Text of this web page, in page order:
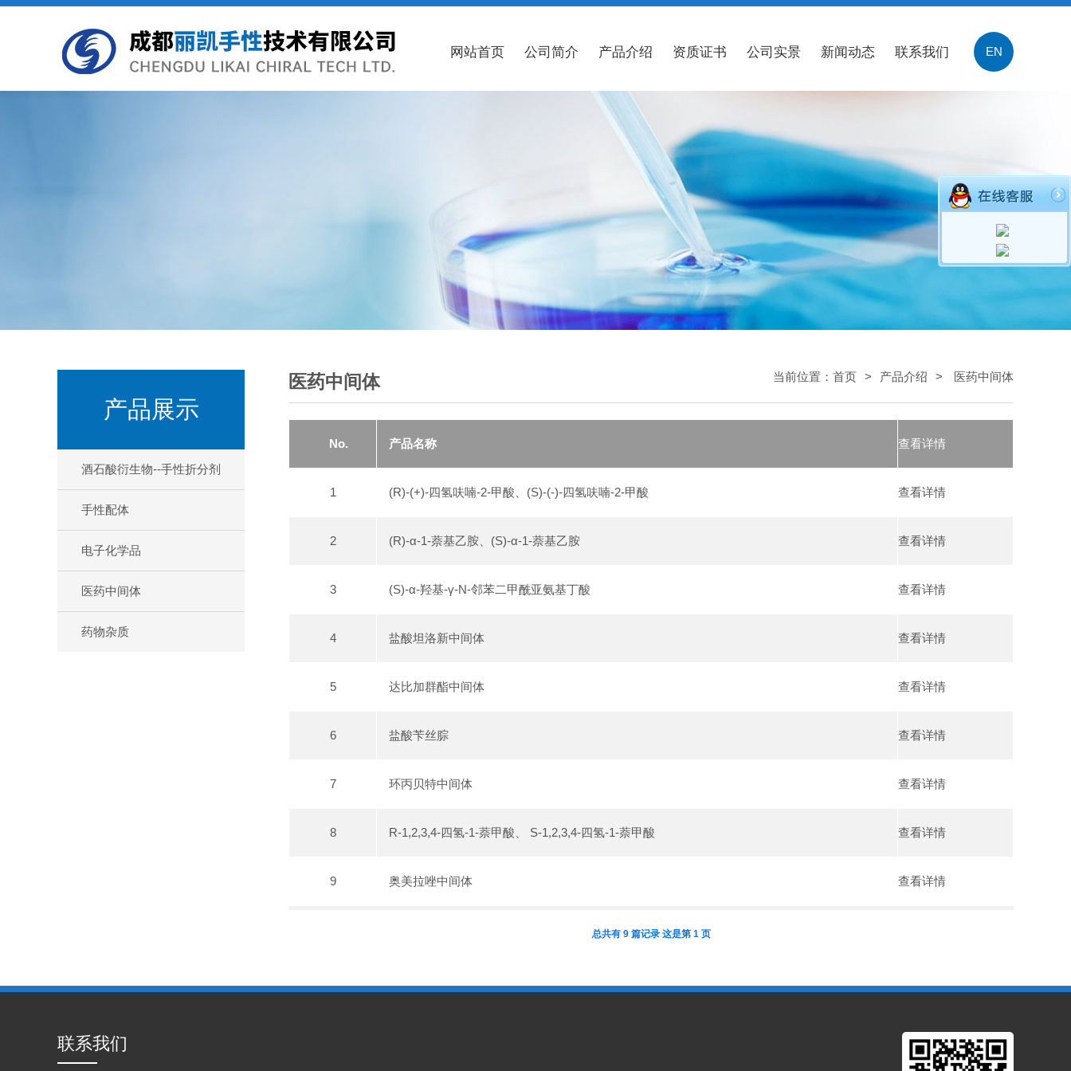
网站首页 公司简介 产品介绍 资质证书 公司实景 新闻动态 联系我们 EN
产品展示
酒石酸衍生物--手性折分剂
手性配体
电子化学品
医药中间体
药物杂质
医药中间体 当前位置： 首页 > 产品介绍 > 医药中间体
No. 产品名称 查看详情
1 (R)-(+)-四氢呋喃-2-甲酸、(S)-(-)-四氢呋喃-2-甲酸 查看详情
2 (R)-α-1-萘基乙胺、(S)-α-1-萘基乙胺 查看详情
3 (S)-α-羟基-γ-N-邻苯二甲酰亚氨基丁酸 查看详情
4 盐酸坦洛新中间体 查看详情
5 达比加群酯中间体 查看详情
6 盐酸苄丝腙 查看详情
7 环丙贝特中间体 查看详情
8 R-1,2,3,4-四氢-1-萘甲酸、 S-1,2,3,4-四氢-1-萘甲酸 查看详情
9 奥美拉唑中间体 查看详情
总共有 9 篇记录 这是第 1 页
联系我们